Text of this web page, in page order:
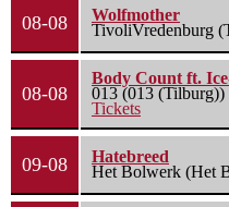
08-08
Wolfmother
TivoliVredenburg
08-08
Body Count ft.
013 (013 (Tilburg))
Tickets
09-08
Hatebreed
Het Bolwerk (Het